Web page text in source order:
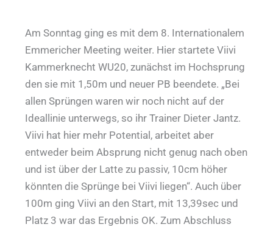
Am Sonntag ging es mit dem 8. Internationalem
Emmericher Meeting weiter. Hier startete Viivi
Kammerknecht WU20, zunächst im Hochsprung
den sie mit 1,50m und neuer PB beendete. „Bei
allen Sprüngen waren wir noch nicht auf der
Ideallinie unterwegs, so ihr Trainer Dieter Jantz.
Viivi hat hier mehr Potential, arbeitet aber
entweder beim Absprung nicht genug nach oben
und ist über der Latte zu passiv, 10cm höher
könnten die Sprünge bei Viivi liegen“. Auch über
100m ging Viivi an den Start, mit 13,39sec und
Platz 3 war das Ergebnis OK. Zum Abschluss